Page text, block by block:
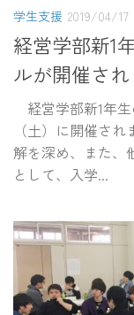
学生支援 2019/04/17
経営学部新1
ルが開催さ
経営学部新1年
（土）に開催さ
解を深め、また、
として、入学...